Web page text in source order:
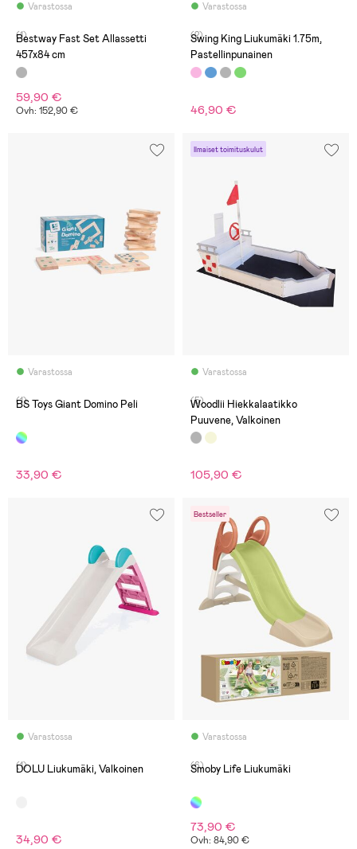
Varastossa
(1)
Bestway Fast Set Allassetti
457x84 cm
59,90 €
Ovh: 152,90 €
Varastossa
(2)
Swing King Liukumäki 1.75m,
Pastellinpunainen
46,90 €
Varastossa
(1)
BS Toys Giant Domino Peli
33,90 €
Ilmaiset toimituskulut
Varastossa
(5)
Woodlii Hiekkalaatikko
Puuvene, Valkoinen
105,90 €
Varastossa
(1)
DOLU Liukumäki, Valkoinen
34,90 €
Bestseller
Varastossa
(6)
Smoby Life Liukumäki
73,90 €
Ovh: 84,90 €